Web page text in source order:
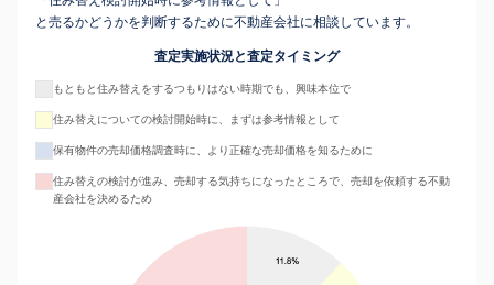
と売るかどうかを判断するために不動産会社に相談しています。
査定実施状況と査定タイミング
もともと住み替えをするつもりはない時期でも、興味本位で
住み替えについての検討開始時に、まずは参考情報として
保有物件の売却価格調査時に、より正確な売却価格を知るために
住み替えの検討が進み、売却する気持ちになったところで、売却を依頼する不動
産会社を決めるため